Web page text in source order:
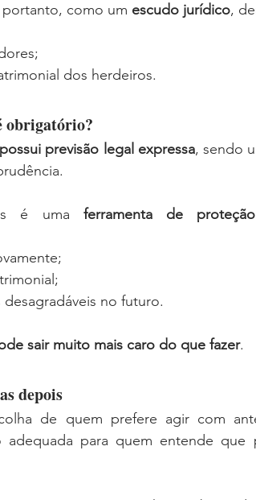
como um escudo jurídico,
dos herdeiros.
obrigatório?
previsão legal expressa, sendo
é uma ferramenta de
no futuro.
sair muito mais caro do que fazer.
depois
de quem prefere agir com
adequada para quem entende que